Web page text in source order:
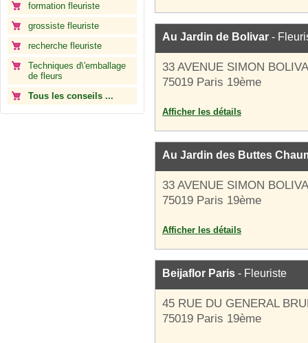
formation fleuriste
grossiste fleuriste
recherche fleuriste
Techniques d\'emballage
de fleurs
Tous les conseils ...
Au Jardin de Bolivar -
33 AVENUE SIMON
75019 Paris 19ème
Afficher les détails
Au Jardin des Buttes
33 AVENUE SIMON
75019 Paris 19ème
Afficher les détails
Beijaflor Paris - Fleuriste
45 RUE DU GENERAL
75019 Paris 19ème